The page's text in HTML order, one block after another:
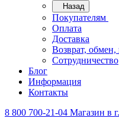
Назад
Покупателям
Оплата
Доставка
Возврат, обмен,
Сотрудничество
Блог
Информация
Контакты
8 800 700-21-04 Магазин в